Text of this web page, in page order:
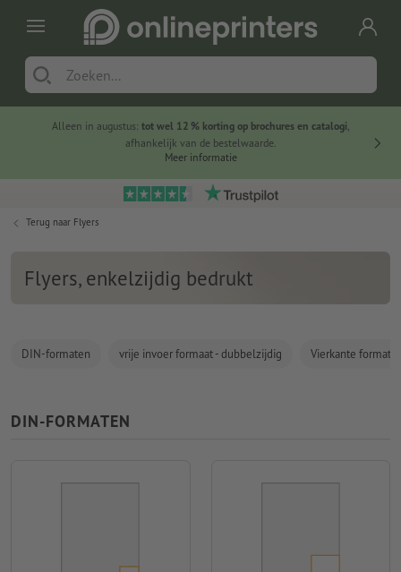
Alleen in augustus: tot wel 12 % korting op brochures en catalogi,
afhankelijk van de bestelwaarde.
Meer informatie
Terug naar Flyers
Flyers, enkelzijdig bedrukt
DIN-formaten vrije invoer formaat - dubbelzijdig Vierkante
DIN-FORMATEN